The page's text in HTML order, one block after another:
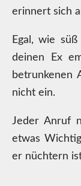
erinnert sich
Egal, wie
deinen Ex
betrunkenen
nicht ein.
Jeder Anruf
etwas
er nüchtern